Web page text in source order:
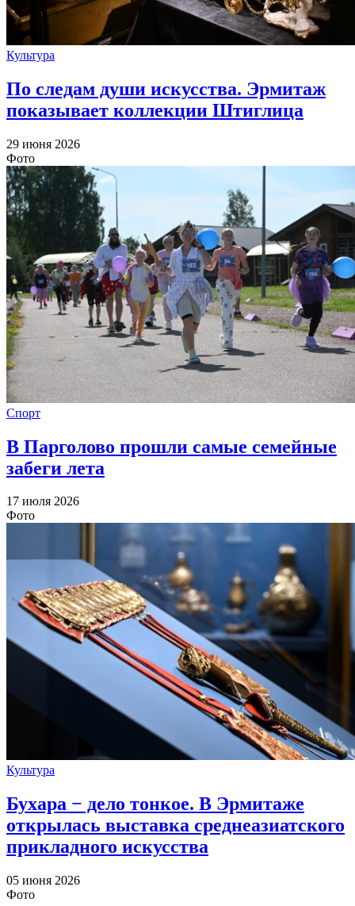
Культура
По следам души искусства. Эрмитаж
показывает коллекции Штиглица
29 июня 2026
Фото
Спорт
В Парголово прошли самые семейные
забеги лета
17 июля 2026
Фото
Культура
Бухара − дело тонкое. В Эрмитаже
открылась выставка среднеазиатского
прикладного искусства
05 июня 2026
Фото